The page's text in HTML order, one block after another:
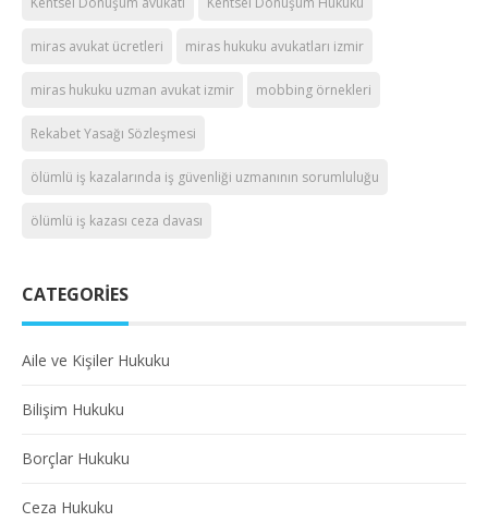
miras avukat ücretleri miras hukuku avukatları izmir
miras hukuku uzman avukat izmir mobbing örnekleri
Rekabet Yasağı Sözleşmesi
ölümlü iş kazalarında iş güvenliği uzmanının sorumluluğu
ölümlü iş kazası ceza davası
CATEGORIES
Aile ve Kişiler Hukuku
Bilişim Hukuku
Borçlar Hukuku
Ceza Hukuku